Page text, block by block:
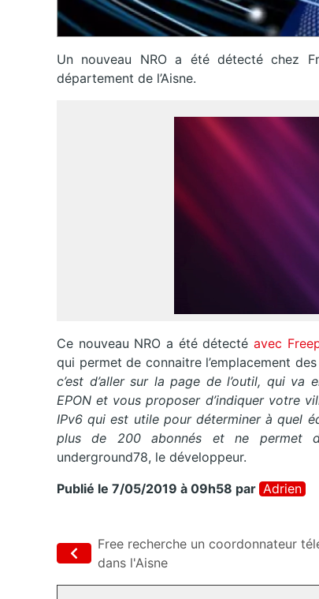
Un nouveau NRO a été détecté chez
département de l’Aisne.
Ce nouveau NRO a été détecté avec
qui permet de connaitre l’emplacement
c’est d’aller sur la page de l’outil, qui
EPON et vous proposer d’indiquer votre
IPv6 qui est utile pour déterminer à quel
plus de 200 abonnés et ne permet
underground78, le développeur.
Publié le 7/05/2019 à 09h58 par Adrien
Free recherche un coordonnateur
dans l'Aisne